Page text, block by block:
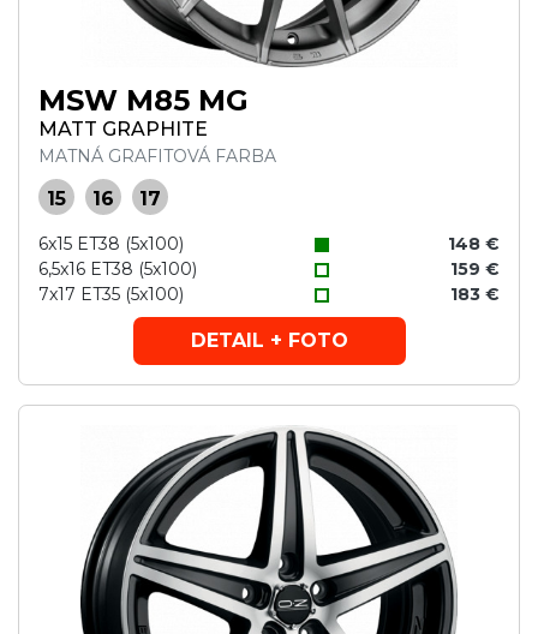
MSW M85 MG
MATT GRAPHITE
MATNÁ GRAFITOVÁ FARBA
15 16 17
6x15 ET38 (5x100)
148 €
6,5x16 ET38 (5x100)
159 €
7x17 ET35 (5x100)
183 €
DETAIL + FOTO